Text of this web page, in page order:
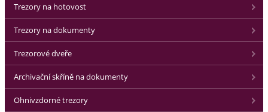
Trezory na hotovost
Trezory na dokumenty
Trezorové dveře
Archivační skříně na dokumenty
Ohnivzdorné trezory